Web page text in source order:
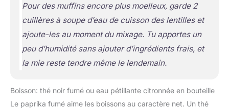
Pour des muffins encore plus moelleux, garde 2
cuillères à soupe d’eau de cuisson des lentilles et
ajoute-les au moment du mixage. Tu apportes un
peu d’humidité sans ajouter d’ingrédients frais, et
la mie reste tendre même le lendemain.
Boisson: thé noir fumé ou eau pétillante citronnée en bouteille
Le paprika fumé aime les boissons au caractère net. Un thé